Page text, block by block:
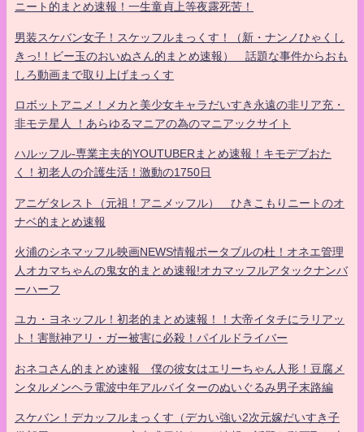
ニート的まとめ速報！一生童貞上等夜露死苦！
男装スケバン女子！スケッフルまっくす！（新・ナンノひゃくし
きっ!！ビー玉のおいぬさん的まとめ速報） 話題な事件からおも
しろ動画まで取り上げまっくす
ロボットアニメ！メカと美少女キャラだいすき永遠の非リア充・
非モテ星人 ！あらゆるマニアの為のマニアックサイト
ハルッフル-専業主夫的YOUTUBERまとめ速報！キモデブおた
く！初老人の介護生活！激動の1750日
アニゲタレスト（元祖！アニメッフル） ひきこもりニートのオ
ナベ的まとめ速報
火浦のシネマッフル映画NEWS情報ポータブルの杜！オネエ管理
人オカマちゃんの鬼女的まとめ速報!オカマッフルアタックナンバ
ーハーフ
ユカ・ヨネッフル！初老的まとめ速報！！大帝イタチにラリアッ
ト！害獣神アリ・ガー被害に必殺！パイルドライバー
おネコさん的まとめ速報 僕の彼女はエリーちゃん人形！豆腐メ
ンタルメンヘラ電波中年アルバイターのぬいぐるみ男子末路編
スケバン！デカッフルまっくす（デカい強い2次元嫁だいすき子